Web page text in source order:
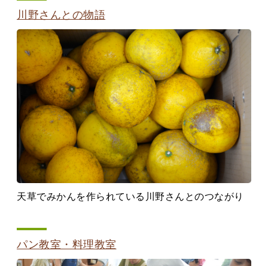
川野さんとの物語
天草でみかんを作られている川野さんとのつながり
パン教室・料理教室